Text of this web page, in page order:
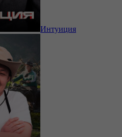
Интуиция